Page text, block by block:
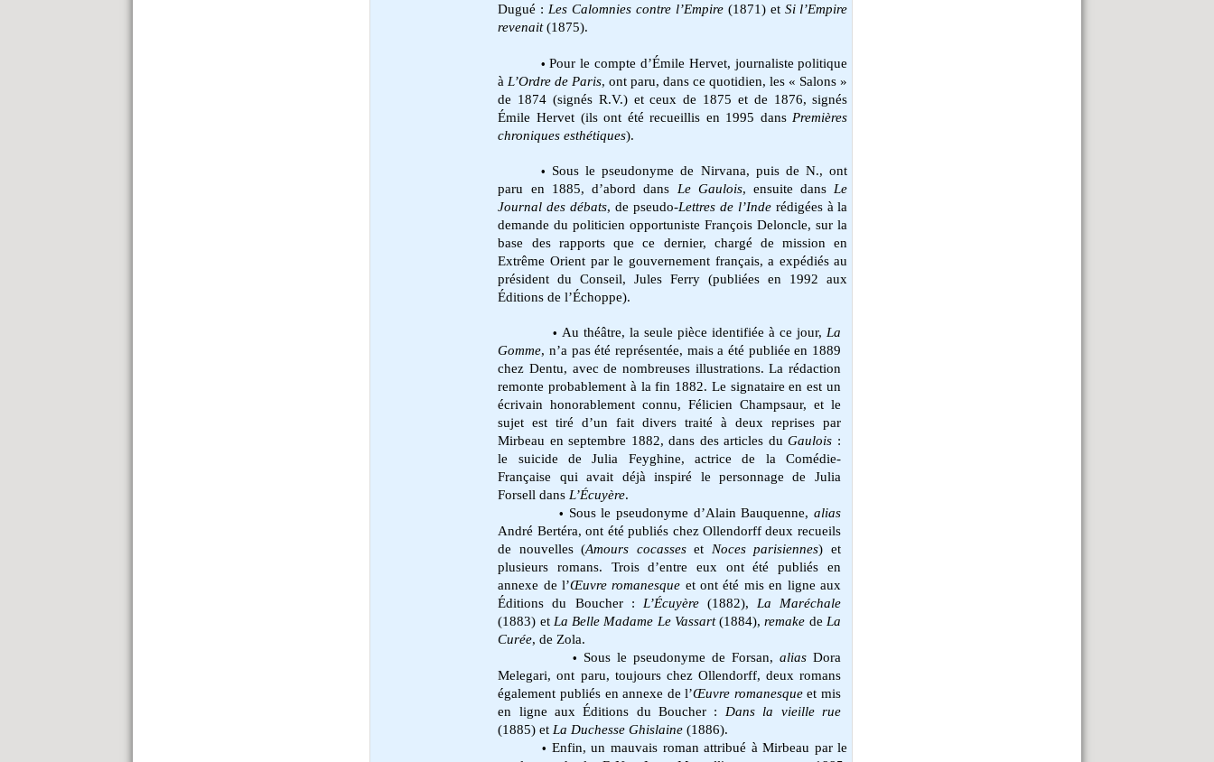
Dugué :Les Calomnies contre l’Empire (1871) et Si l’Empire
revenait(1875).
•Pour le compte d’Émile Hervet, journaliste politique
à L’Ordre de Paris, ont paru, dans ce quotidien, les « Salons »
de 1874 (signés R.V.) et ceux de 1875 et de 1876, signés
Émile Hervet (ils ont été recueillis en 1995 dans Premières
chroniques esthétiques).
• Sous le pseudonyme de Nirvana, puis de N., ont
paru en 1885, d’abord dans Le Gaulois, ensuite dans Le
Journal des débats, de pseudo-Lettres de l’Inderédigées à la
demande du politicien opportuniste François Deloncle, sur la
base des rapports que ce dernier, chargé de mission en
Extrême Orient par le gouvernement français, a expédiés au
président du Conseil, Jules Ferry (publiées en 1992 aux
Éditions de l’Échoppe).
• Au théâtre, la seule pièce identifiée à ce jour, La
Gomme, n’a pas été représentée, mais a été publiée en 1889
chez Dentu, avec de nombreuses illustrations. La rédaction
remonte probablement à la fin 1882. Le signataire en est un
écrivain honorablement connu, Félicien Champsaur, et le
sujet est tiré d’un fait divers traité à deux reprises par
Mirbeau en septembre 1882, dans des articles duGaulois :
le suicide de Julia Feyghine, actrice de la Comédie-
Française qui avait déjà inspiré le personnage de Julia
Forsell dans L’Écuyère.
• Sous le pseudonyme d’Alain Bauquenne, alias
André Bertéra, ont été publiés chez Ollendorff deux recueils
de nouvelles (Amours cocasseset Noces parisiennes) et
plusieurs romans. Trois d’entre eux ont été publiés en
annexe de l’Œuvre romanesque et ont été mis en ligne aux
Éditions du Boucher : L’Écuyère(1882), La Maréchale
(1883) et La Belle Madame Le Vassart(1884),remake de La
Curée, de Zola.
• Sous le pseudonyme de Forsan, aliasDora
Melegari, ont paru, toujours chez Ollendorff, deux romans
également publiés en annexe de l’Œuvre romanesqueet mis
en ligne aux Éditions du Boucher : Dans la vieille rue
(1885) et La Duchesse Ghislaine (1886).
• Enfin, un mauvais roman attribué à Mirbeau par le